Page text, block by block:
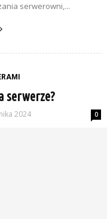
serwerowni,...
serwerze?
2024 0